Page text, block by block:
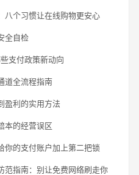
八个习惯让在线购物更安心
全自检
支付政策新动向
道全流程指南
盈利的实用方法
本的经营误区
你的支付账户加上第二把锁
范指南：别让免费网络刷走你